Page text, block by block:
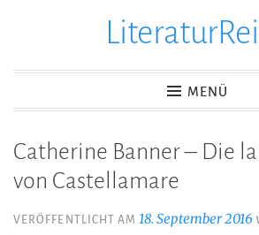
MENÜ
Catherine Banner – Die
von Castellamare
VERÖFFENTLICHT AM 18. September 2016